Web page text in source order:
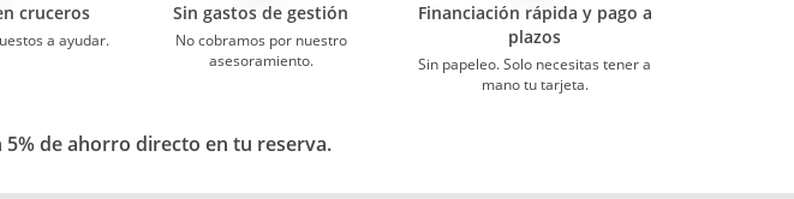
cruceros
a ayudar.
Sin gastos de gestión
No cobramos por nuestro
asesoramiento.
Financiación rápida y pago a
plazos
Sin papeleo. Solo necesitas tener a
mano tu tarjeta.
5% de ahorro directo en tu reserva.